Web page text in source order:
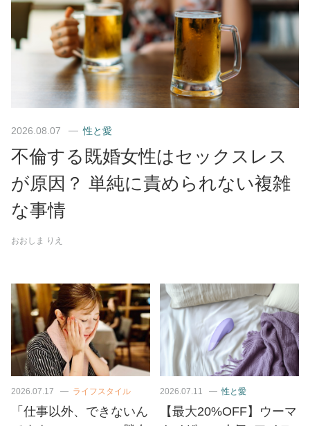
2026.08.07 性と愛
不倫する既婚女性はセックスレス
が原因？ 単純に責められない複雑
な事情
おおしま りえ
2026.07.17 ライフスタイル
「仕事以外、できないん
2026.07.11 性と愛
【最大20%OFF】ウーマ